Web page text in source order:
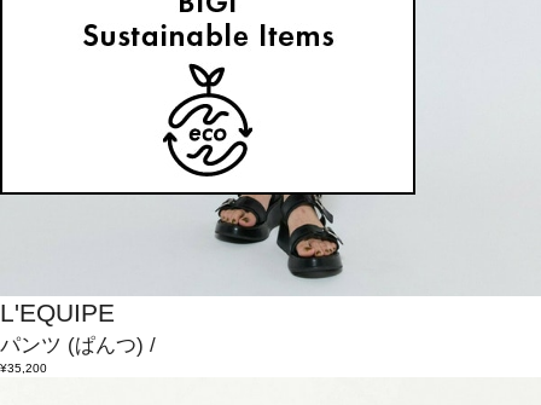
L'EQUIPE
パンツ (ぱんつ) /
¥35,200